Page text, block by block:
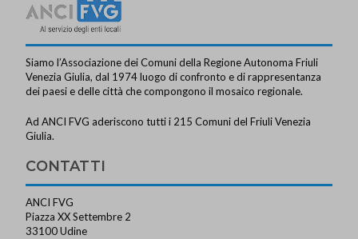
Siamo l’Associazione dei Comuni della Regione Autonoma Friuli
Venezia Giulia, dal 1974 luogo di confronto e di rappresentanza
dei paesi e delle città che compongono il mosaico regionale.
Ad ANCI FVG aderiscono tutti i 215 Comuni del Friuli Venezia
Giulia.
CONTATTI
ANCI FVG
Piazza XX Settembre 2
33100 Udine